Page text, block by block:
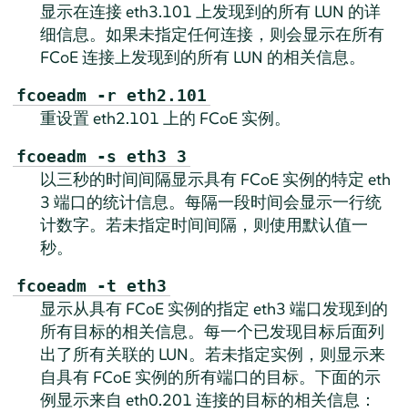
显示在连接 eth3.101 上发现到的所有 LUN 的详
细信息。如果未指定任何连接，则会显示在所有
FCoE 连接上发现到的所有 LUN 的相关信息。
fcoeadm -r eth2.101
重设置 eth2.101 上的 FCoE 实例。
fcoeadm -s eth3 3
以三秒的时间间隔显示具有 FCoE 实例的特定 eth
3 端口的统计信息。每隔一段时间会显示一行统
计数字。若未指定时间间隔，则使用默认值一
秒。
fcoeadm -t eth3
显示从具有 FCoE 实例的指定 eth3 端口发现到的
所有目标的相关信息。每一个已发现目标后面列
出了所有关联的 LUN。若未指定实例，则显示来
自具有 FCoE 实例的所有端口的目标。下面的示
例显示来自 eth0.201 连接的目标的相关信息：